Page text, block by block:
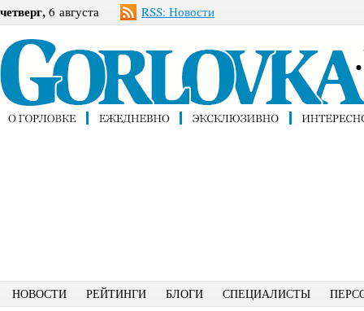
четверг, 6 августа RSS: Новости
НОВОСТИ РЕЙТИНГИ БЛОГИ СПЕЦИАЛИСТЫ